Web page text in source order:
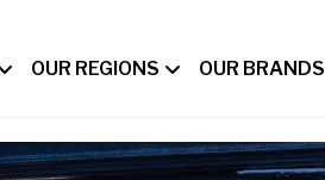
OUR REGIONS OUR BRANDS